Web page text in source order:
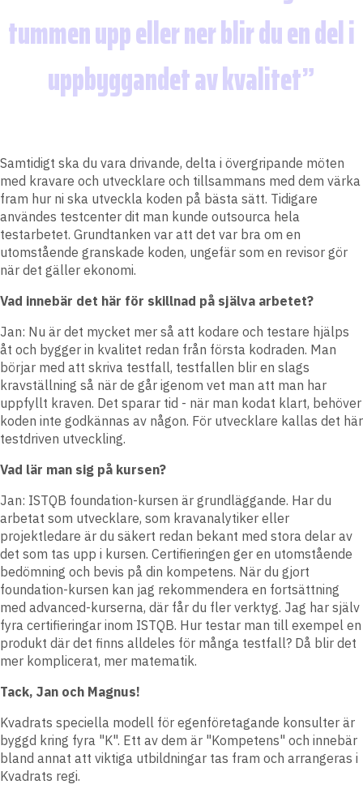
tummen upp eller ner blir du en del i
uppbyggandet av kvalitet
Samtidigt ska du vara drivande, delta i övergripande möten
med kravare och utvecklare och tillsammans med dem värka
fram hur ni ska utveckla koden på bästa sätt. Tidigare
användes testcenter dit man kunde outsourca hela
testarbetet. Grundtanken var att det var bra om en
utomstående granskade koden, ungefär som en revisor gör
när det gäller ekonomi.
Vad innebär det här för skillnad på själva arbetet?
Jan: Nu är det mycket mer så att kodare och testare hjälps
åt och bygger in kvalitet redan från första kodraden. Man
börjar med att skriva testfall, testfallen blir en slags
kravställning så när de går igenom vet man att man har
uppfyllt kraven. Det sparar tid - när man kodat klart, behöver
koden inte godkännas av någon. För utvecklare kallas det här
testdriven utveckling.
Vad lär man sig på kursen?
Jan: ISTQB foundation-kursen är grundläggande. Har du
arbetat som utvecklare, som kravanalytiker eller
projektledare är du säkert redan bekant med stora delar av
det som tas upp i kursen. Certifieringen ger en utomstående
bedömning och bevis på din kompetens. När du gjort
foundation-kursen kan jag rekommendera en fortsättning
med advanced-kurserna, där får du fler verktyg. Jag har själv
fyra certifieringar inom ISTQB. Hur testar man till exempel en
produkt där det finns alldeles för många testfall? Då blir det
mer komplicerat, mer matematik.
Tack, Jan och Magnus!
Kvadrats speciella modell för egenföretagande konsulter är
byggd kring fyra "K". Ett av dem är "Kompetens" och innebär
bland annat att viktiga utbildningar tas fram och arrangeras i
Kvadrats regi.